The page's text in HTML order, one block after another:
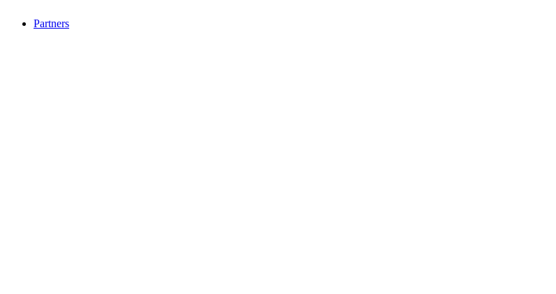
Partners